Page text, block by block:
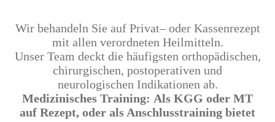
Wir behandeln Sie auf Privat– oder Kassenrezept
mit allen verordneten Heilmitteln.
Unser Team deckt die häufigsten orthopädischen,
chirurgischen, postoperativen und
neurologischen Indikationen ab.
Medizinisches Training: Als KGG oder MT
auf Rezept, oder als Anschlusstraining bietet